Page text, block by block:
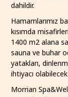
dahildir.
Hamamlarımız
kısımda
1400 m2 alana
sauna ve buhar
yatakları,
ihtiyacı
Morrian